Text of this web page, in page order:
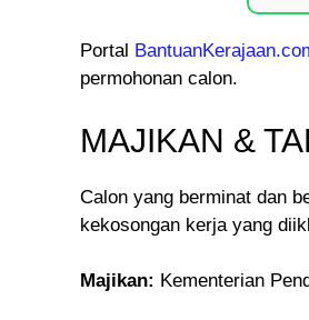
Portal
permohonan calon.
MAJIKAN &
Calon yang berminat dan
kekosongan kerja yang
Majikan: Kementerian